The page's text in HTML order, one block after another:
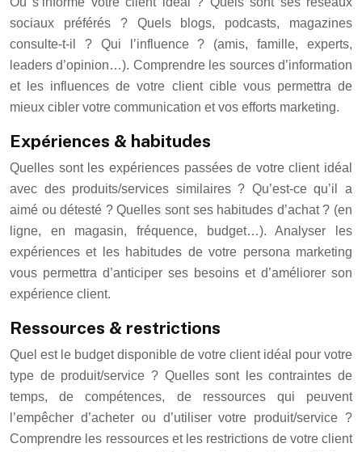
sociaux préférés ? Quels blogs, podcasts, magazines
consulte-t-il ? Qui l’influence ? (amis, famille, experts,
leaders d’opinion…). Comprendre les sources d’information
et les influences de votre client cible vous permettra de
mieux cibler votre communication et vos efforts marketing.
Expériences & habitudes
Quelles sont les expériences passées de votre client idéal
avec des produits/services similaires ? Qu’est-ce qu’il a
aimé ou détesté ? Quelles sont ses habitudes d’achat ? (en
ligne, en magasin, fréquence, budget…). Analyser les
expériences et les habitudes de votre persona marketing
vous permettra d’anticiper ses besoins et d’améliorer son
expérience client.
Ressources & restrictions
Quel est le budget disponible de votre client idéal pour votre
type de produit/service ? Quelles sont les contraintes de
temps, de compétences, de ressources qui peuvent
l’empêcher d’acheter ou d’utiliser votre produit/service ?
Comprendre les ressources et les restrictions de votre client